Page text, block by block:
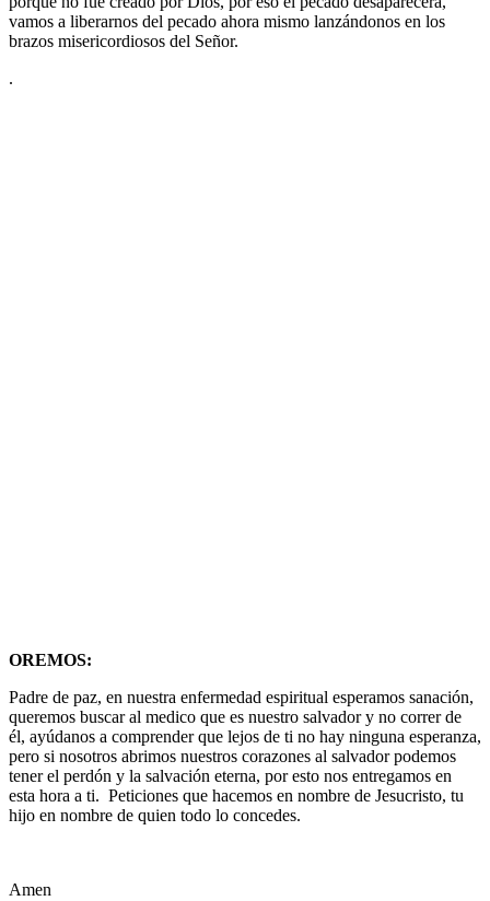
vamos a liberarnos del pecado ahora mismo lanzándonos en los
brazos misericordiosos del Señor.
.
OREMOS:
Padre de paz, en nuestra enfermedad espiritual esperamos sanación,
queremos buscar al medico que es nuestro salvador y no correr de
él, ayúdanos a comprender que lejos de ti no hay ninguna esperanza,
pero si nosotros abrimos nuestros corazones al salvador podemos
tener el perdón y la salvación eterna, por esto nos entregamos en
esta hora a ti. Peticiones que hacemos en nombre de Jesucristo, tu
hijo en nombre de quien todo lo concedes.
Amen